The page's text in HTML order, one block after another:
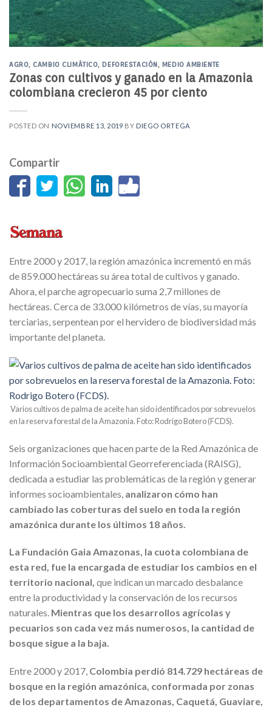
AGRO, CAMBIO CLIMÁTICO,DEFORESTACIÓN, MEDIO AMBIENTE
Zonas con cultivos y ganado en la Amazonia
colombiana crecieron 45 por ciento
POSTED ON NOVIEMBRE 13, 2019 BY DIEGO ORTEGA
Compartir
Entre 2000 y 2017, la región amazónica incrementó en más
de 859.000 hectáreas su área total de cultivos y ganado.
Ahora, el parche agropecuario suma 2,7 millones de
hectáreas. Cerca de 33.000 kilómetros de vías, su mayoría
terciarias, serpentean por el hervidero de biodiversidad más
importante del planeta.
Varios cultivos de palma de aceite han sido identificados por sobrevuelos
en la reserva forestal de la Amazonia. Foto: Rodrigo Botero (FCDS).
Seis organizaciones que hacen parte de la Red Amazónica de
Información Socioambiental Georreferenciada (RAISG),
dedicada a estudiar las problemáticas de la región y generar
informes socioambientales, analizaron cómo han
cambiado las coberturas del suelo en toda la región
amazónica durante los últimos 18 años.
La Fundación Gaia Amazonas, la cuota colombiana de
esta red, fue la encargada de estudiar los cambios en el
territorio nacional, que indican un marcado desbalance
entre la productividad y la conservación de los recursos
naturales. Mientras que los desarrollos agrícolas y
pecuarios son cada vez más numerosos, la cantidad de
bosque sigue a la baja.
Entre 2000 y 2017, Colombia perdió 814.729 hectáreas de
bosque en la región amazónica, conformada por zonas
de los departamentos de Amazonas, Caquetá, Guaviare,